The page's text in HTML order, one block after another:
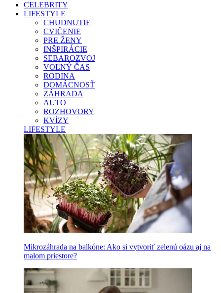
CELEBRITY
LIFESTYLE
CHUDNUTIE
CVIČENIE
PRE ŽENY
INŠPIRÁCIE
SEBAROZVOJ
VOĽNÝ ČAS
RODINA
DOMÁCNOSŤ
ZÁHRADA
AUTO
ROZHOVORY
KVÍZY
LIFESTYLE
Mikrozáhrada na balkóne: Ako si vytvoriť zelenú oázu aj na
malom priestore?